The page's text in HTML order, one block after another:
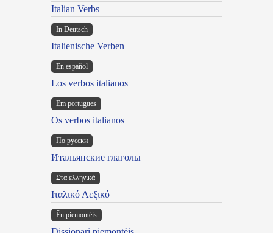
Italian Verbs
In Deutsch
Italienische Verben
En español
Los verbos italianos
Em portugues
Os verbos italianos
По русски
Итальянские глаголы
Στα ελληνικά
Ιταλικό Λεξικό
Ën piemontèis